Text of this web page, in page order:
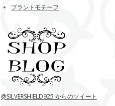
プラントモチーフ
@SILVERSHIELD925 からのツイート